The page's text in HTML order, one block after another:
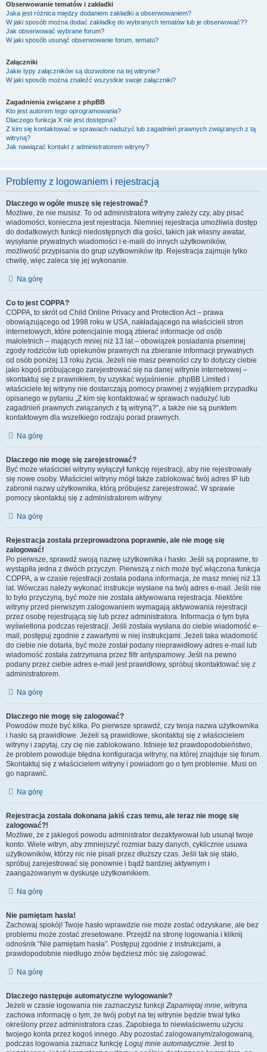
Obserwowanie tematów i zakładki
Jaka jest różnica między dodaniem zakładki a obserwowaniem?
W jaki sposób można dodać zakładkę do wybranych tematów lub je obserwować??
Jak obserwować wybrane forum?
W jaki sposób usunąć obserwowanie forum, tematu?
Załączniki
Jakie typy załączników są dozwolone na tej witrynie?
W jaki sposób można znaleźć wszystkie swoje załączniki?
Zagadnienia związane z phpBB
Kto jest autorem tego oprogramowania?
Dlaczego funkcja X nie jest dostępna?
Z kim się kontaktować w sprawach nadużyć lub zagadnień prawnych związanych z tą
witryną?
Jak nawiązać kontakt z administratorem witryny?
Problemy z logowaniem i rejestracją
Dlaczego w ogóle muszę się rejestrować?
Możliwe, że nie musisz. To od administratora witryny zależy czy, aby pisać
wiadomości, konieczna jest rejestracja. Niemniej rejestracja umożliwia dostęp
do dodatkowych funkcji niedostępnych dla gości, takich jak własny awatar,
wysyłanie prywatnych wiadomości i e-maili do innych użytkowników,
możliwość przypisania do grup użytkowników itp. Rejestracja zajmuje tylko
chwilę, więc zaleca się jej wykonanie.
Na górę
Co to jest COPPA?
COPPA, to skrót od Child Online Privacy and Protection Act – prawa
obowiązującego od 1998 roku w USA, nakładającego na właścicieli stron
internetowych, które potencjalnie mogą zbierać informacje od osób
małoletnich – mających mniej niż 13 lat – obowiązek posiadania pisemnej
zgody rodziców lub opiekunów prawnych na zbieranie informacji prywatnych
od osób poniżej 13 roku życia. Jeżeli nie masz pewności czy to dotyczy ciebie
jako kogoś próbującego zarejestrować się na danej witrynie internetowej –
skontaktuj się z prawnikiem, by uzyskać wyjaśnienie. phpBB Limited i
właściciele tej witryny nie dostarczają pomocy prawnej z wyjątkiem przypadku
opisanego w pytaniu „Z kim się kontaktować w sprawach nadużyć lub
zagadnień prawnych związanych z tą witryną?”, a także nie są punktem
kontaktowym dla wszelkiego rodzaju porad prawnych.
Na górę
Dlaczego nie mogę się zarejestrować?
Być może właściciel witryny wyłączył funkcję rejestracji, aby nie rejestrowały
się nowe osoby. Właściciel witryny mógł także zablokować twój adres IP lub
zabronił nazwy użytkownika, którą próbujesz zarejestrować. W sprawie
pomocy skontaktuj się z administratorem witryny.
Na górę
Rejestracja została przeprowadzona poprawnie, ale nie mogę się
zalogować!
Po pierwsze, sprawdź swoją nazwę użytkownika i hasło. Jeśli są poprawne, to
wystąpiła jedna z dwóch przyczyn. Pierwszą z nich może być włączona funkcja
COPPA, a w czasie rejestracji została podana informacja, że masz mniej niż 13
lat. Wówczas należy wykonać instrukcje wysłane na twój adres e-mail. Jeśli nie
to było przyczyną, być może nie została aktywowana rejestracja. Niektóre
witryny przed pierwszym zalogowaniem wymagają aktywowania rejestracji
przez osobę rejestrującą się lub przez administratora. Informacja o tym była
wyświetlona podczas rejestracji. Jeśli została wysłana do ciebie wiadomość e-
mail, postępuj zgodnie z zawartymi w niej instrukcjami. Jeżeli taka wiadomość
do ciebie nie dotarła, być może został podany nieprawidłowy adres e-mail lub
wiadomość została zatrzymana przez filtr antyspamowy. Jeśli na pewno
podany przez ciebie adres e-mail jest prawidłowy, spróbuj skontaktować się z
administratorem.
Na górę
Dlaczego nie mogę się zalogować?
Powodów może być kilka. Po pierwsze sprawdź, czy twoja nazwa użytkownika
i hasło są prawidłowe. Jeżeli są prawidłowe, skontaktuj się z właścicielem
witryny i zapytaj, czy cię nie zablokowano. Istnieje też prawdopodobieństwo,
że problem powoduje błędna konfiguracja witryny, na której znajduje się forum.
Skontaktuj się z właścicielem witryny i powiadom go o tym problemie. Musi on
go naprawić.
Na górę
Rejestracja została dokonana jakiś czas temu, ale teraz nie mogę się
zalogować?!
Możliwe, że z jakiegoś powodu administrator dezaktywował lub usunął twoje
konto. Wiele witryn, aby zmniejszyć rozmiar bazy danych, cyklicznie usuwa
użytkowników, którzy nic nie pisali przez dłuższy czas. Jeśli tak się stało,
spróbuj zarejestrować się ponownie i bądź bardziej aktywnym i
zaangażowanym w dyskusje użytkownikiem.
Na górę
Nie pamiętam hasła!
Zachowaj spokój! Twoje hasło wprawdzie nie może zostać odzyskane, ale bez
problemu może zostać zresetowane. Przejdź na stronę logowania i kliknij
odnośnik “Nie pamiętam hasła”. Postępuj zgodnie z instrukcjami, a
prawdopodobnie niedługo znów będziesz móc się zalogować.
Na górę
Dlaczego następuje automatyczne wylogowanie?
Jeżeli w czasie logowania nie zaznaczysz funkcjiZapamiętaj mnie, witryna
zachowa informację o tym, że twój pobyt na tej witrynie będzie trwał tylko
określony przez administratora czas. Zapobiega to niewłaściwemu użyciu
twojego konta przez kogoś innego. Aby pozostać zalogowanym/zalogowaną,
podczas logowania zaznacz funkcję Loguj mnie automatycznie. Jest to